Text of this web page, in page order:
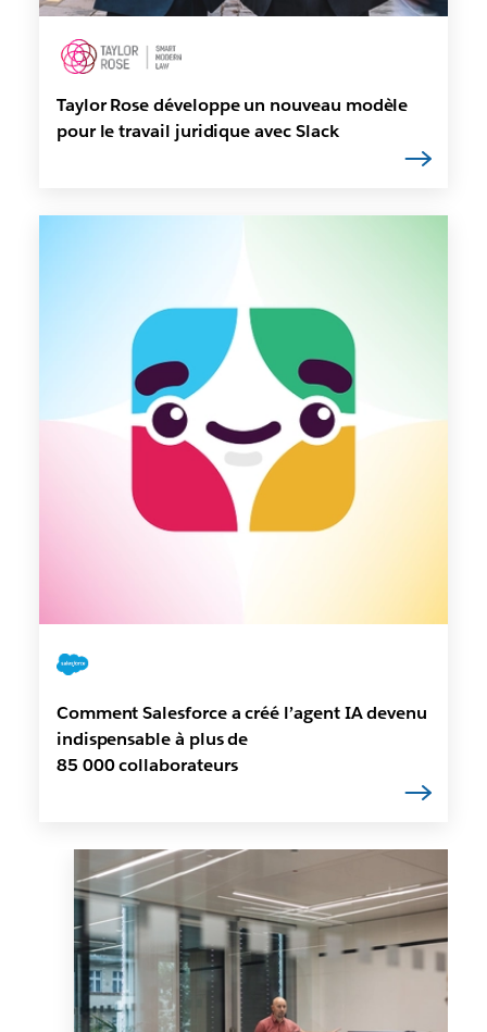
Taylor Rose développe un nouveau modèle
pour le travail juridique avec Slack
Comment Salesforce a créé l’agent IA devenu
indispensable à plus de
85 000 collaborateurs